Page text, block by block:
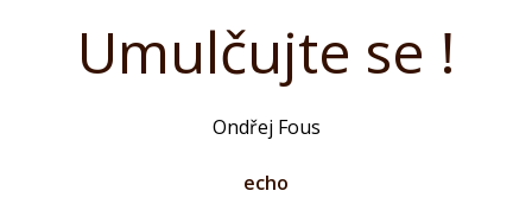
Umulčujte se !
Ondřej Fous
echo